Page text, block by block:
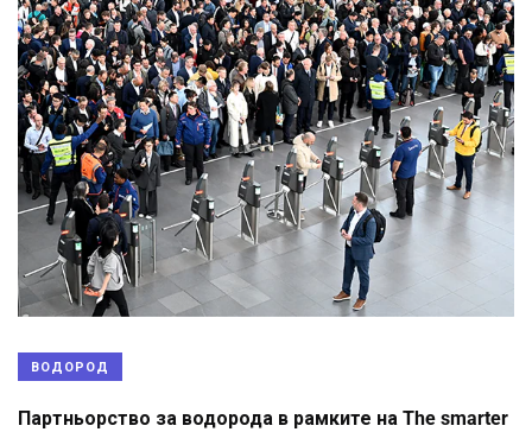
ВОДОРОД
Партньорство за водорода в рамките на The smarter